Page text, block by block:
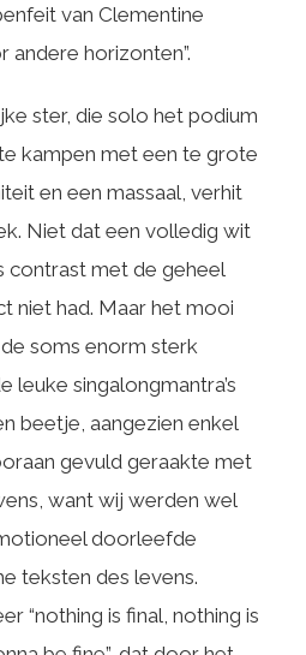
van Clementine
andere horizonten”.
ster, die solo het podium
kampen met een te grote
en een massaal, verhit
Niet dat een volledig wit
contrast met de geheel
niet had. Maar het mooi
soms enorm sterk
leuke singalongmantra’s
beetje, aangezien enkel
gevuld geraakte met
want wij werden wel
doorleefde
teksten des levens.
“nothing is final, nothing is